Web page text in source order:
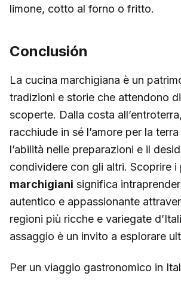
limone, cotto al forno o fritto.
Conclusión
La cucina marchigiana è un
tradizioni e storie che attendono
scoperte. Dalla costa
racchiude in sé l’amore per la
l’abilità nelle preparazioni e il
condividere con gli altri. Scoprire i
marchigiani significa
autentico e appassionante
regioni più ricche e variegate
assaggio è un invito a esplorare
Per un viaggio gastronomico in